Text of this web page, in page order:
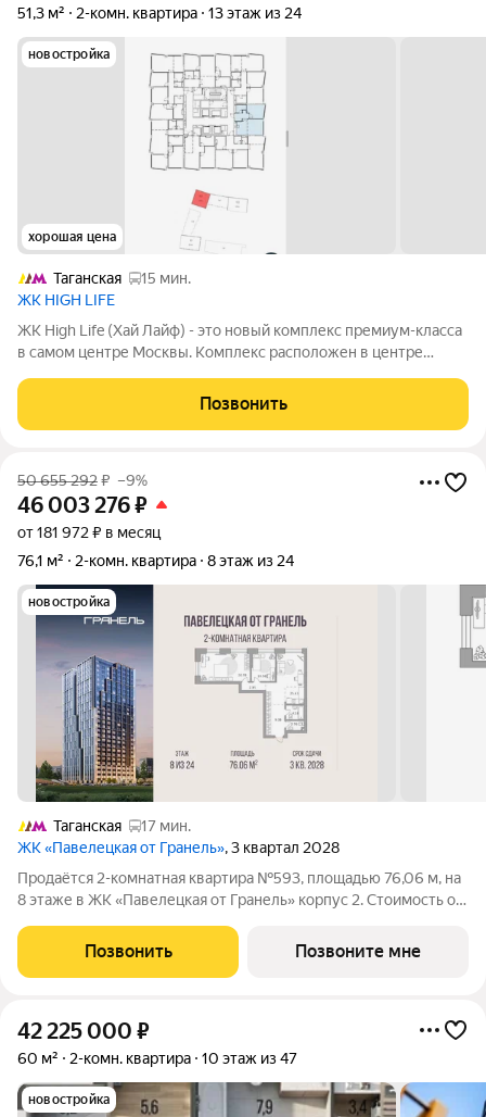
51,3 м² 2-комн. квартира 13 этаж из 24
новостройка
хорошая цена
Таганская
15 мин.
ЖК HIGH LIFE
ЖК High Life (Хай Лайф) - это новый комплекс премиум-класса
в самом центре Москвы. Комплекс расположен в центре
модных общественных пространств, ресторанов и баров,
исторических особняков. В
Позвонить
50 655 292₽ –9%
46 003 276₽
от 181 972 ₽ в месяц
76,1 м²
2-комн. квартира 8 этаж из 24
новостройка
Таганская
17 мин.
ЖК «Павелецкая от Гранель», 3 квартал 2028
Продаётся 2-комнатная квартира №593, площадью 76,06 м, на
8 этаже в ЖК «Павелецкая от Гранель» корпус 2. Стоимость от
окна на улицу. «Павелецкая от Гранель» проект бизнес-класса
в историческом
Позвонить Позвоните мне
42 225 000 ₽
60 м² 2-комн. квартира 10 этаж из 47
новостройка